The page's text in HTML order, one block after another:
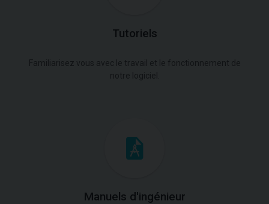
Tutoriels
Familiarisez vous avec le travail et le fonctionnement de
notre logiciel.
Manuels d'ingénieur